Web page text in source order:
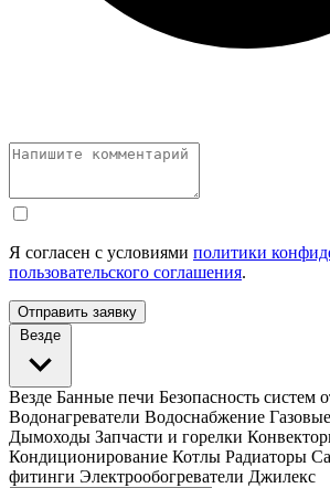
Я согласен с условиями политики
пользовательского соглашения.
Отправить заявку
Везде
Везде Банные печи Безопасность систем
Водонагреватели Водоснабжение
Дымоходы Запчасти и горелки
Кондиционирование Котлы Радиаторы
фитинги Электрообогреватели Джилекс